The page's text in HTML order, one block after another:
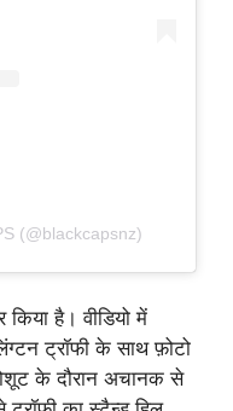
(@blackcapsnz)
है। वीडियो में
ट्रॉफी के साथ फ़ोटो
के दौरान अचानक से